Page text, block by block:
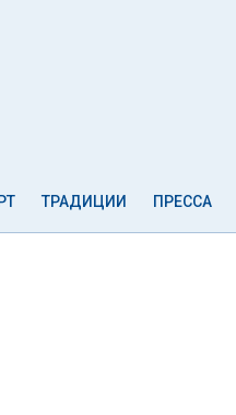
ТРАДИЦИИ ПРЕССА